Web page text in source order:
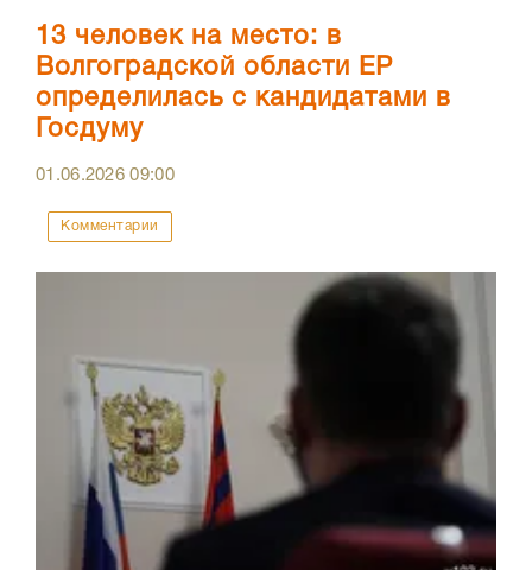
13 человек на место: в
Волгоградской области ЕР
определилась с кандидатами в
Госдуму
01.06.202609:00
Комментарии